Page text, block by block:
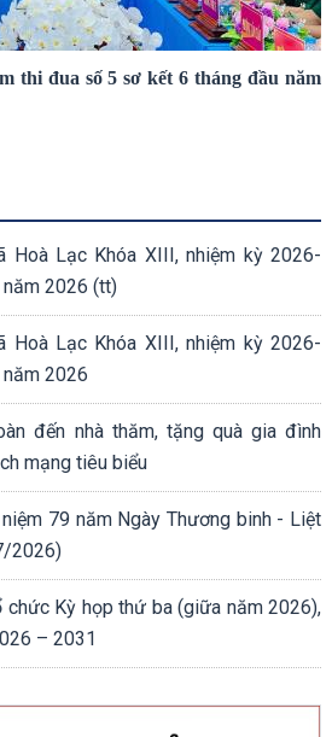
thi đua số 5 sơ kết 6 tháng đầu năm
Hoà Lạc Khóa XIII, nhiệm kỳ 2026-
2026 (tt)
Hoà Lạc Khóa XIII, nhiệm kỳ 2026-
2026
đến nhà thăm, tặng quà gia đình
mạng tiêu biểu
79 năm Ngày Thương binh - Liệt
2026)
Kỳ họp thứ ba (giữa năm 2026),
kỳ 2026 – 2031